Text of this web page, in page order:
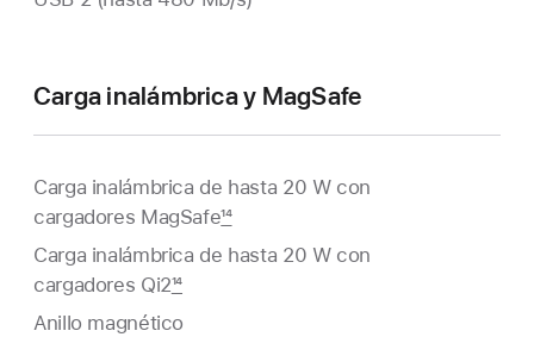
Carga inalámbrica y MagSafe
Carga inalámbrica de hasta 20 W con
cargadores MagSafe14
Carga inalámbrica de hasta 20 W con
cargadores Qi214
Anillo magnético